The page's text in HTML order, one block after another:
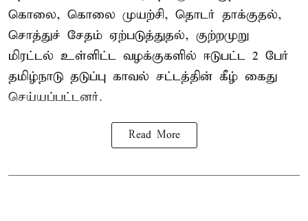
கொலை, கொலை முயற்சி, தொடர் தாக்குதல்,
சொத்துச் சேதம் ஏற்படுத்துதல், குற்றமுறு
மிரட்டல் உள்ளிட்ட வழக்குகளில் ஈடுபட்ட 2 பேர்
தமிழ்நாடு தடுப்பு காவல் சட்டத்தின் கீழ் கைது
செய்யப்பட்டனர்.
Read More